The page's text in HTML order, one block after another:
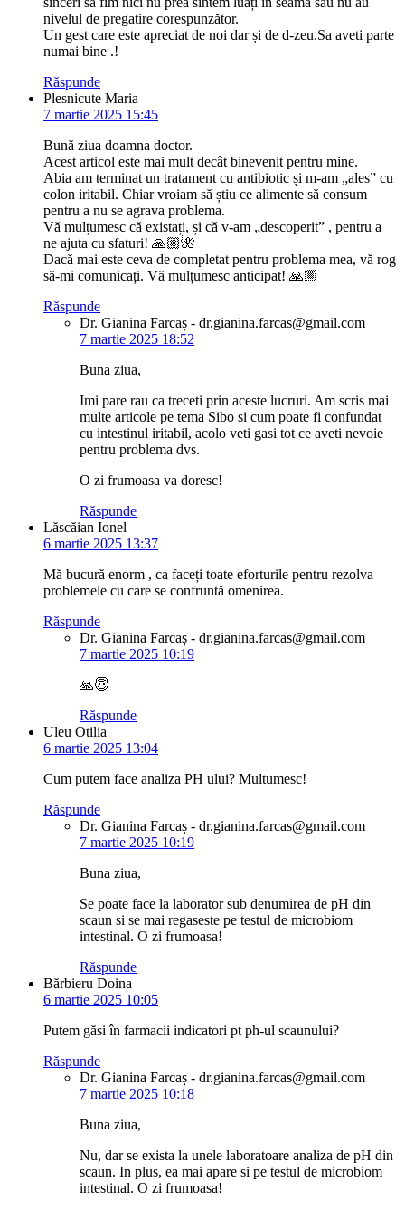
nivelul de pregatire corespunzător.
Un gest care este apreciat de noi dar și de d-zeu.Sa aveti parte
numai bine .!
Răspunde
Plesnicute Maria
7 martie 2025 15:45
Bună ziua doamna doctor.
Acest articol este mai mult decât binevenit pentru mine.
Abia am terminat un tratament cu antibiotic și m-am „ales” cu
colon iritabil. Chiar vroiam să știu ce alimente să consum
pentru a nu se agrava problema.
Vă mulțumesc că existați, și că v-am „descoperit” , pentru a
ne ajuta cu sfaturi! 🙏🏼🌺
Dacă mai este ceva de completat pentru problema mea, vă rog
să-mi comunicați. Vă mulțumesc anticipat! 🙏🏼
Răspunde
Dr. Gianina Farcaș - dr.gianina.farcas@gmail.com
7 martie 2025 18:52
Buna ziua,
Imi pare rau ca treceti prin aceste lucruri. Am scris mai
multe articole pe tema Sibo si cum poate fi confundat
cu intestinul iritabil, acolo veti gasi tot ce aveti nevoie
pentru problema dvs.
O zi frumoasa va doresc!
Răspunde
Lăscăian Ionel
6 martie 2025 13:37
Mă bucură enorm , ca faceți toate eforturile pentru rezolva
problemele cu care se confruntă omenirea.
Răspunde
Dr. Gianina Farcaș - dr.gianina.farcas@gmail.com
7 martie 2025 10:19
🙏😇
Răspunde
Uleu Otilia
6 martie 2025 13:04
Cum putem face analiza PH ului? Multumesc!
Răspunde
Dr. Gianina Farcaș - dr.gianina.farcas@gmail.com
7 martie 2025 10:19
Buna ziua,
Se poate face la laborator sub denumirea de pH din
scaun si se mai regaseste pe testul de microbiom
intestinal. O zi frumoasa!
Răspunde
Bărbieru Doina
6 martie 2025 10:05
Putem găsi în farmacii indicatori pt ph-ul scaunului?
Răspunde
Dr. Gianina Farcaș - dr.gianina.farcas@gmail.com
7 martie 2025 10:18
Buna ziua,
Nu, dar se exista la unele laboratoare analiza de pH din
scaun. In plus, ea mai apare si pe testul de microbiom
intestinal. O zi frumoasa!